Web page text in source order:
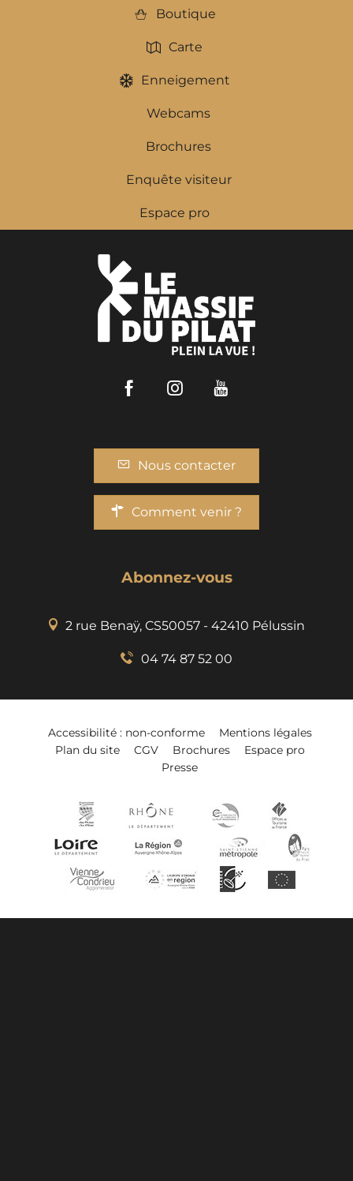
Boutique
Carte
Enneigement
Webcams
Brochures
Enquête visiteur
Espace pro
FacebookInstagram
Nous contacter
Comment venir ?
Abonnez-vous
2 rue Benaÿ, CS50057 - 42410 Pélussin
04 74 87 52 00
Accessibilité : non-conforme
Mentions légales
Plan du site
CGV Brochures
Espace pro
Presse